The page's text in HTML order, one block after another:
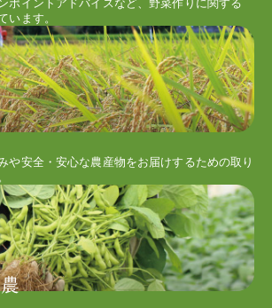
います。
や安全・安心な農産物をお届けするための取り